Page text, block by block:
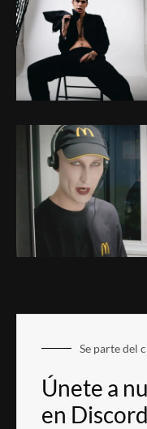
Se parte del
Únete a
en Discord